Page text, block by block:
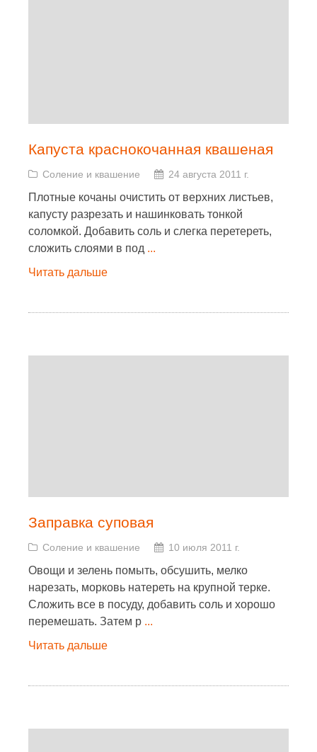
Капуста краснокочанная квашеная
Соление и квашение 24 августа 2011 г.
Плотные кочаны очистить от верхних листьев,
капусту разрезать и нашинковать тонкой
соломкой. Добавить соль и слегка перетереть,
сложить слоями в под ...
Читать дальше
Заправка суповая
Соление и квашение 10 июля 2011 г.
Овощи и зелень помыть, обсушить, мелко
нарезать, морковь натереть на крупной терке.
Сложить все в посуду, добавить соль и хорошо
перемешать. Затем р ...
Читать дальше